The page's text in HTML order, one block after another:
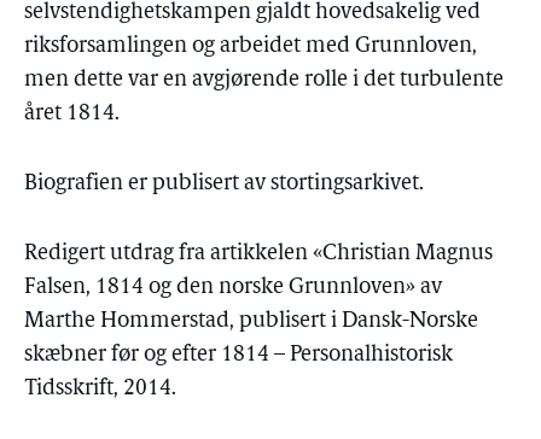
selvstendighetskampen gjaldt hovedsakelig ved
riksforsamlingen og arbeidet med Grunnloven,
men dette var en avgjørende rolle i det turbulente
året 1814.
Biografien er publisert av stortingsarkivet.
Redigert utdrag fra artikkelen «Christian Magnus
Falsen, 1814 og den norske Grunnloven» av
Marthe Hommerstad, publisert i Dansk-Norske
skæbner før og efter 1814 – Personalhistorisk
Tidsskrift, 2014.